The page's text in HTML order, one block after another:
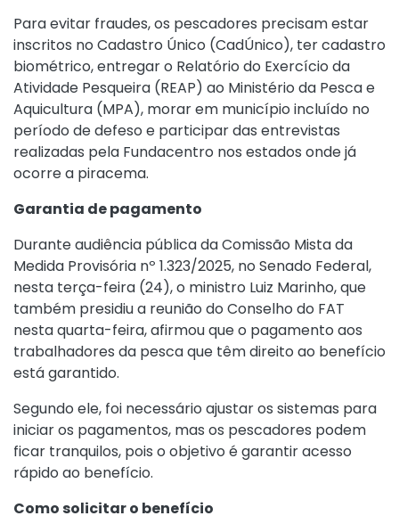
Para evitar fraudes, os pescadores precisam estar
inscritos no Cadastro Único (CadÚnico), ter cadastro
biométrico, entregar o Relatório do Exercício da
Atividade Pesqueira (REAP) ao Ministério da Pesca e
Aquicultura (MPA), morar em município incluído no
período de defeso e participar das entrevistas
realizadas pela Fundacentro nos estados onde já
ocorre a piracema.
Garantia de pagamento
Durante audiência pública da Comissão Mista da
Medida Provisória nº 1.323/2025, no Senado Federal,
nesta terça-feira (24), o ministro Luiz Marinho, que
também presidiu a reunião do Conselho do FAT
nesta quarta-feira, afirmou que o pagamento aos
trabalhadores da pesca que têm direito ao benefício
está garantido.
Segundo ele, foi necessário ajustar os sistemas para
iniciar os pagamentos, mas os pescadores podem
ficar tranquilos, pois o objetivo é garantir acesso
rápido ao benefício.
Como solicitar o benefício